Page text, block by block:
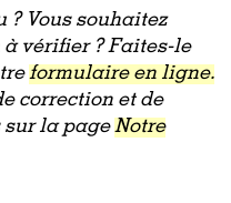
? Vous souhaitez
vérifier ? Faites-le
formulaire en ligne.
correction et de
la pageNotre